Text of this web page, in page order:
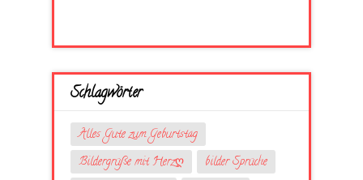
Schlagwörter
Alles Gute zum Geburtstag
Bildergrüße mit Herzღ
bilder Sprüche